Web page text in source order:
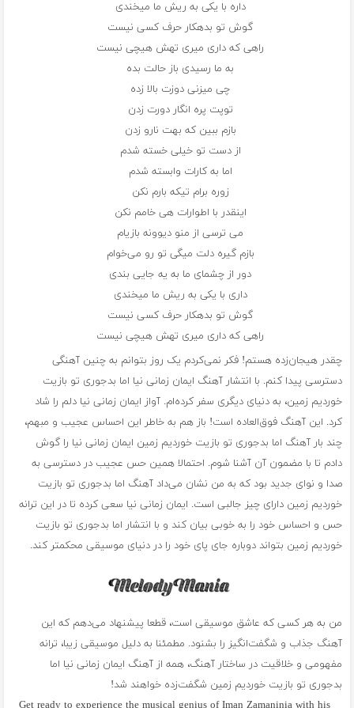
داره با یکی به ریش ما میخندی
گوش تو بدهکار حرف کسی نیست
راهی که داری میری تهش هیچی نیست
به ما رسیدی باز حالت بده
چی میزنی دوزت بالا زده
توپت پره انگار دورت زدن
بازم ببین که بهت نارو زدن
از دست تو خیلی خسته شدم
اما به کارات وابسته شدم
زوره برام تیکه بارم نکن
اینقدر با اطوارات هی خامم نکن
می ترسی از منو دیوونه بازیام
بازم گیره دلت میگی تو رو می‌خوام
دور از چشمای ما به یه جایی بندی
داری با یکی به ریش ما میخندی
گوش تو بدهکار حرف کسی نیست
راهی که داری میری تهش هیچی نیست
چقدر هیجان‌زده هستم! فکر نمی‌کردم یک روز بتوانم به چنین آهنگی
دسترسی پیدا کنم. با انتشار آهنگ ایمان زمانی نیا اما بدجوری تو بازیت
خوردیم زمین، به دنیای دیگری سفر کرده‌ام. آواز ایمان زمانی نیا دلم را شاد
کرد. این آهنگ فوق‌العاده است! باز هم به خاطر این احساس عجیب و مبهم،
چند بار آهنگ اما بدجوری تو بازیت خوردیم زمین ایمان زمانی نیا را گوش
دادم تا با مضمون آن آشنا شوم. احتمالا همین حس عجیب در دسترسی به
صدا و نوای جدید بود که به من نشان می‌داد آهنگ اما بدجوری تو بازیت
خوردیم زمین دارای چیز جالبی است. ایمان زمانی نیا سعی کرده تا در این ترانه
حس و احساس خود را به خوبی بیان کند و با انتشار اما بدجوری تو بازیت
خوردیم زمین بتواند دوباره جای پای خود را در دنیای موسیقی محکمتر کند.
من به هر کسی که عاشق موسیقی است، قطعا پیشنهاد می‌دهم که این
آهنگ جذاب و شگفت‌انگیز را بشنود. مطمئنا به دلیل موسیقی زیبا، ترانه
مفهومی و خلاقیت در ساختار آهنگ، همه از آهنگ ایمان زمانی نیا اما
بدجوری تو بازیت خوردیم زمین شگفت‌زده خواهند شد!